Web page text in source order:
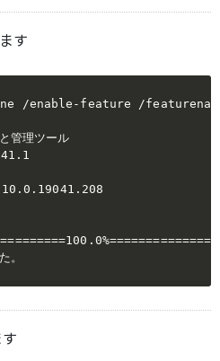
す
/enable-feature /
管理ツール
10.0.19041.208
。